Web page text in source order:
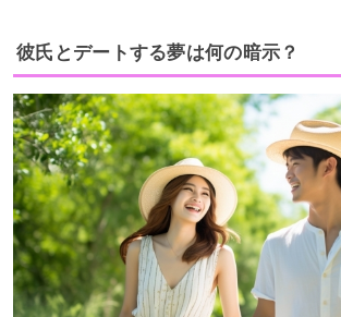
彼氏とデートする夢は何の暗示？